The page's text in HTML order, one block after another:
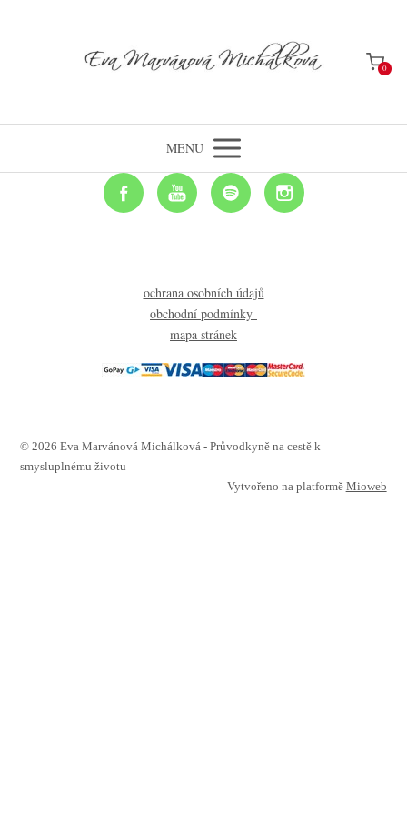
0
MENU
ochrana osobních údajů
obchodní podmínky
mapa stránek
© 2026 Eva Marvánová Michálková - Průvodkyně na cestě k
smysluplnému životu
Vytvořeno na platformě Mioweb